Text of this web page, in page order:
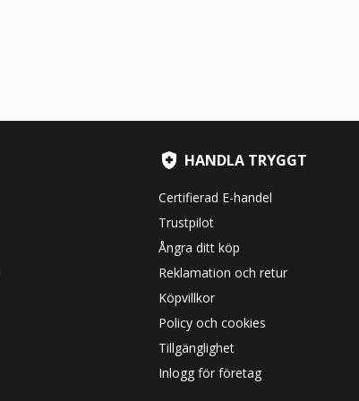
HANDLA TRYGGT
Certifierad E-handel
Trustpilot
Ångra ditt köp
Reklamation och retur
Köpvillkor
Policy och cookies
Tillgänglighet
Inlogg för företag